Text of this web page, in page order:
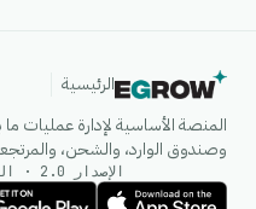
الرئيسية
المنصة الأساسية لإدارة عمليات ما
وصندوق الوارد، والشحن،
الإصدار 2.0 · الحالة: